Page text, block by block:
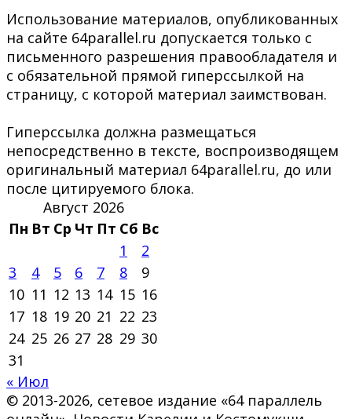
Использование материалов, опубликованных
на сайте 64parallel.ru допускается только с
письменного разрешения правообладателя и
с обязательной прямой гиперссылкой на
страницу, с которой материал заимствован.
Гиперссылка должна размещаться
непосредственно в тексте, воспроизводящем
оригинальный материал 64parallel.ru, до или
после цитируемого блока.
Август 2026
Пн Вт Ср Чт Пт Сб Вс
1
2
3
4 5 6 7 8
9
10 11 12 13 14 15 16
17 18 19 20 21 22 23
24 25 26 27 28 29 30
31
« Июл
© 2013-2026, сетевое издание «64 параллель